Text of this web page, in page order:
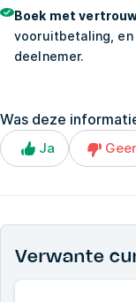
Boek met
vooruitbetaling, en
deelnemer.
Was deze
Ja
Verwante